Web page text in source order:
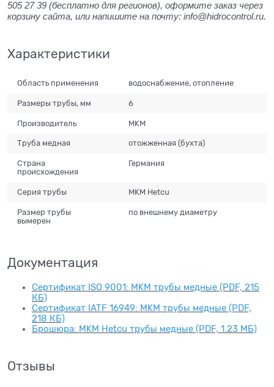
505 27 39 (бесплатно для регионов), оформите заказ через
корзину сайта, или напишите на почту: info@hidrocontrol.ru.
Характеристики
Область применения водоснабжение, отопление
Размеры трубы, мм 6
Производитель MKM
Труба медная отожженная (бухта)
Страна
происхождения
Германия
Серия трубы MKM Hetcu
Размер трубы
вымерен
по внешнему диаметру
Документация
Сертификат ISO 9001: MKM трубы медные (PDF, 215
КБ)
Сертификат IATF 16949: MKM трубы медные (PDF,
218 КБ)
Брошюра: MKM Hetcu трубы медные (PDF, 1.23 МБ)
Отзывы